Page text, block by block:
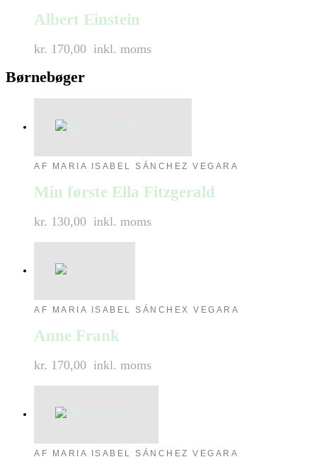
Albert Einstein
kr. 170,00 inkl. moms
Børnebøger
AF MARIA ISABEL SÁNCHEZ VEGARA
Min første Ella Fitzgerald
kr. 130,00 inkl. moms
AF MARIA ISABEL SÁNCHEX VEGARA
Anne Frank
kr. 170,00 inkl. moms
AF MARIA ISABEL SÁNCHEZ VEGARA